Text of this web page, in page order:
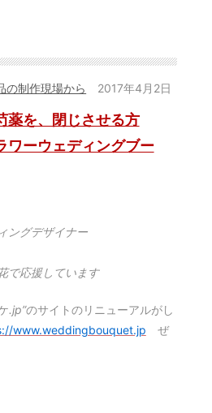
の制作現場から 2017年4月2日
薬を、閉じさせる方
ワーウェディングブー
ングデザイナー
で応援しています
.jp”のサイトのリニューアルがし
www.weddingbouquet.jp ぜ